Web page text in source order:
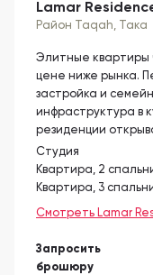
Lamar
Район Taqah, Така
Элитные квартиры
цене ниже рынка.
застройка и
инфраструктура в
резиденции
Студия
Квартира, 2
Квартира, 3
Смотреть Lamar
Запросить
брошюру